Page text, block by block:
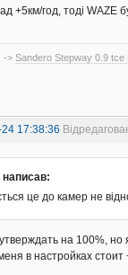
+5км/год, тоді WAZE
->Sandero Stepway 0.9 tce
17:38:36
написав:
це до камер не
на 100%,
в настройках